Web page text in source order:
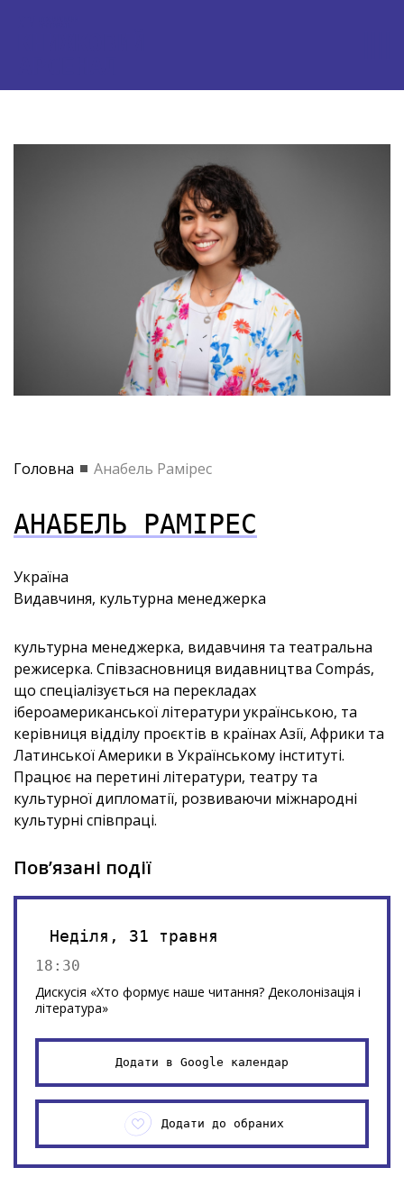
Головна Анабель Рамірес
АНАБЕЛЬ РАМІРЕС
Україна
Видавчиня, культурна менеджерка
культурна менеджерка, видавчиня та театральна
режисерка. Співзасновниця видавництва Compás,
що спеціалізується на перекладах
ібероамериканської літератури українською, та
керівниця відділу проєктів в країнах Азії, Африки та
Латинської Америки в Українському інституті.
Працює на перетині літератури, театру та
культурної дипломатії, розвиваючи міжнародні
культурні співпраці.
Пов’язані події
Неділя, 31 травня
18:30
Дискусія «Хто формує наше читання? Деколонізація і
література»
Додати в Google календар
Додати до обраних